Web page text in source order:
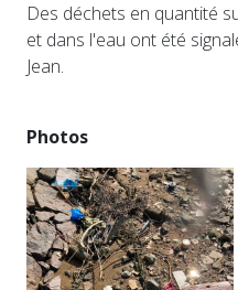
Des déchets en quantité
et dans l'eau ont été
Jean.
Photos